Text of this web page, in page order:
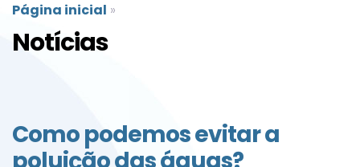
Página inicial »
Notícias
Como podemos evitar a